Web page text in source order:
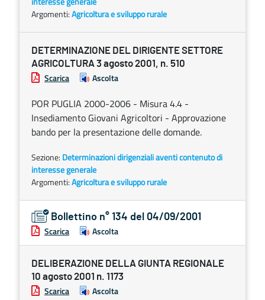
Argomenti:Agricoltura e sviluppo rurale
DETERMINAZIONE DEL DIRIGENTE SETTORE
AGRICOLTURA 3 agosto 2001, n. 510
Scarica Ascolta
POR PUGLIA 2000-2006 - Misura 4.4 -
Insediamento Giovani Agricoltori - Approvazione
bando per la presentazione delle domande.
Sezione: Determinazioni dirigenziali aventi contenuto di
interesse generale
Argomenti:Agricoltura e sviluppo rurale
Bollettino n° 134 del 04/09/2001
Scarica Ascolta
DELIBERAZIONE DELLA GIUNTA REGIONALE
10 agosto 2001 n. 1173
Scarica Ascolta